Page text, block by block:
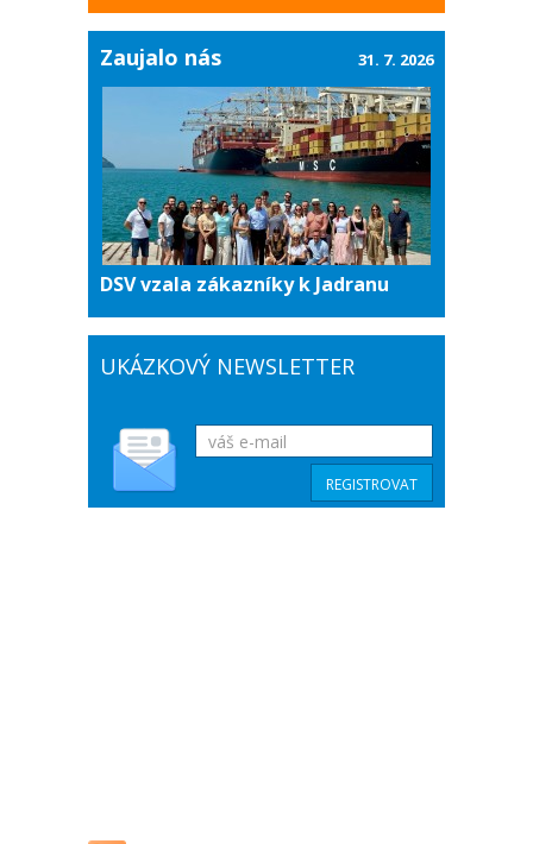
Zaujalo nás
DSV vzala zákazníky k Jadranu
31. 7. 2026
UKÁZKOVÝ NEWSLETTER